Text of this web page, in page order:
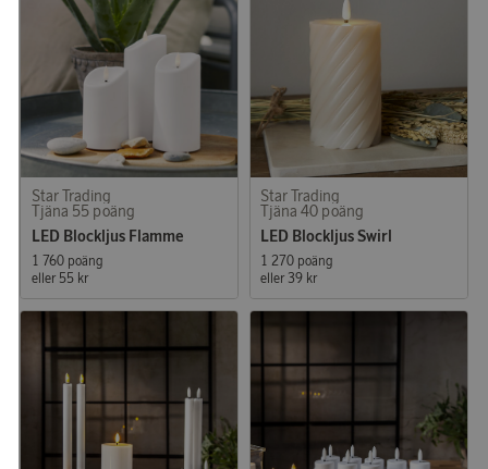
Star Trading
Tjäna 55 poäng
LED Blockljus Flamme
1 760 poäng
eller 55 kr
Star Trading
Tjäna 40 poäng
LED Blockljus Swirl
1 270 poäng
eller 39 kr